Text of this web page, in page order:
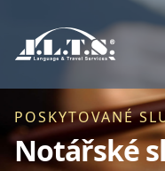
POSKYTOVANÉ
Notářské